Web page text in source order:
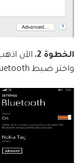
الخطوة 2.
واختر ضبط Bluetooth والبحث فيه لتمكينه.